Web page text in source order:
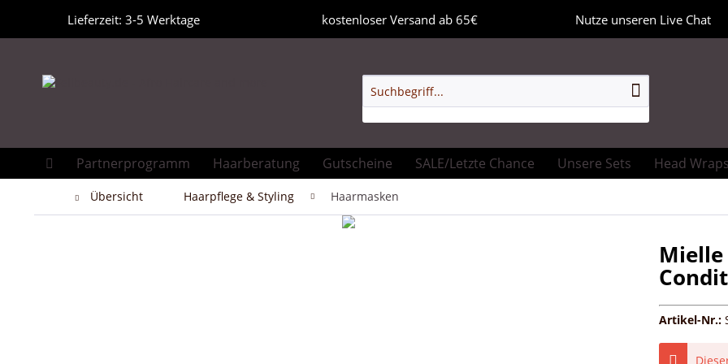
Lieferzeit: 3-5 Werktage kostenloser Versand ab 65€ Nutze unseren Live Chat
Partnerprogramm Haarberatung Gutscheine SALE/Letzte Chance Unsere Sets Head Wraps
Übersicht Haarpflege & Styling Haarmasken
Mielle
Artikel-Nr.: